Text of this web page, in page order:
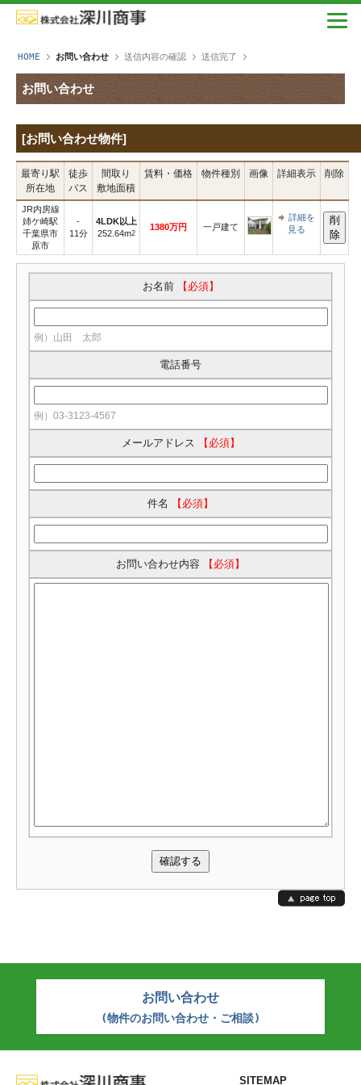
HOME お問い合わせ 送信内容の確認 送信完了
お問い合わせ
[お問い合わせ物件]
最寄り駅
所在地
徒歩
バス
間取り
敷地面積
賃料・価格 物件種別 画像 詳細表示 削除
JR内房線
姉ケ崎駅
千葉県市
原市
-
11分
4LDK以上
252.64m2
1380万円 一戸建て
詳細を
見る
削
除
お名前 【必須】
例）山田 太郎
電話番号
例）03-3123-4567
メールアドレス 【必須】
件名 【必須】
お問い合わせ内容 【必須】
お問い合わせ
(物件のお問い合わせ・ご相談)
SITEMAP